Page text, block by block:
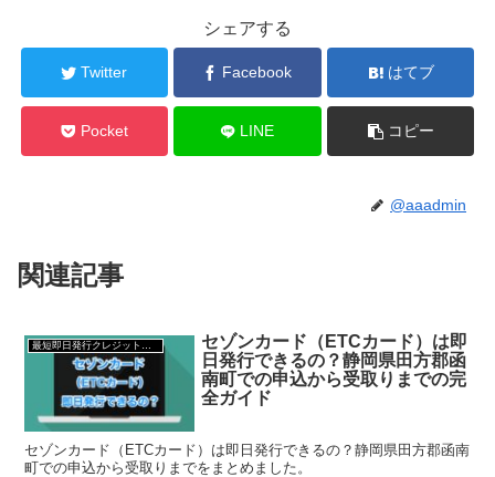
シェアする
Twitter Facebook はてブ
Pocket LINE コピー
@aaadmin
関連記事
最短即日発行クレジットカード
セゾンカード（ETCカード）は即
日発行できるの？静岡県田方郡函
南町での申込から受取りまでの完
全ガイド
セゾンカード（ETCカード）は即日発行できるの？静岡県田方郡函南
町での申込から受取りまでをまとめました。